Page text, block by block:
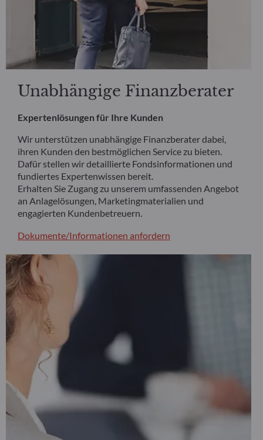
Unabhängige Finanzberater
Expertenlösungen für Ihre Kunden
Wir unterstützen unabhängige Finanzberater dabei,
ihren Kunden den bestmöglichen Service zu bieten.
Dafür stellen wir detaillierte Fondsinformationen und
fundiertes Expertenwissen bereit.
Erhalten Sie Zugang zu unserem umfassenden Angebot
an Anlagelösungen, Marketingmaterialien und
engagierten Kundenbetreuern.
Dokumente/Informationen anfordern